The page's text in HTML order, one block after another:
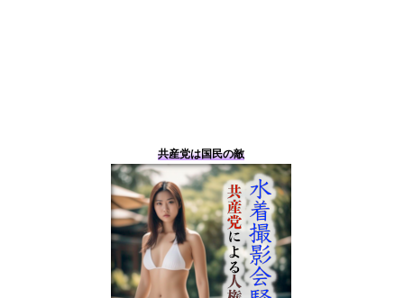
共産党は国民の敵